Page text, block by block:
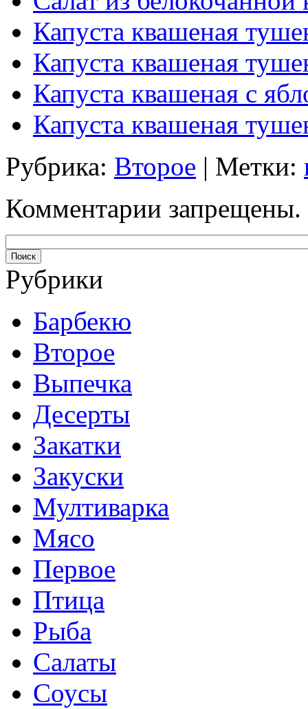
Капуста квашеная
Капуста квашеная
Капуста квашеная с
Капуста квашеная
Рубрика: Второе | Метки:
Комментарии запрещены.
Рубрики
Барбекю
Второе
Выпечка
Десерты
Закатки
Закуски
Мултиварка
Мясо
Первое
Птица
Рыба
Салаты
Соусы